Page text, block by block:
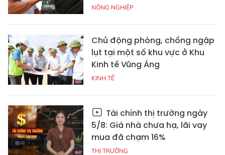
NÔNG NGHIỆP
Chủ động phòng, chống ngập
lụt tại một số khu vực ở Khu
Kinh tế Vũng Áng
KINH TẾ
Tài chính thị trường ngày
5/8: Giá nhà chưa hạ, lãi vay
mua đã chạm 16%
THỊ TRƯỜNG